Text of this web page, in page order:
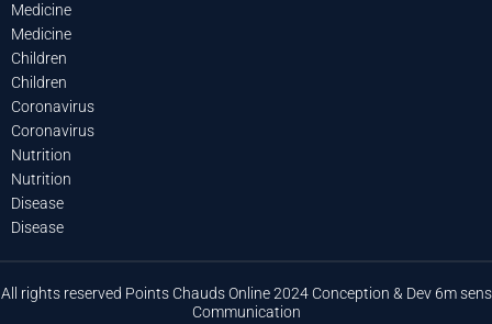
Medicine
Medicine
Children
Children
Coronavirus
Coronavirus
Nutrition
Nutrition
Disease
Disease
All rights reserved Points Chauds Online 2024 Conception & Dev 6m sens
Communication